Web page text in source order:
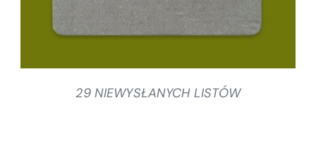
29 NIEWYSŁANYCH LISTÓW